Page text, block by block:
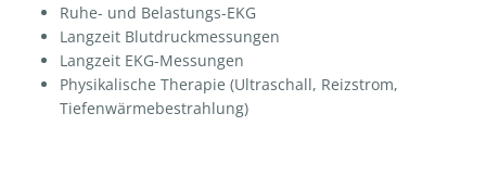
Ruhe- und Belastungs-EKG
Langzeit Blutdruckmessungen
Langzeit EKG-Messungen
Physikalische Therapie (Ultraschall, Reizstrom,
Tiefenwärmebestrahlung)